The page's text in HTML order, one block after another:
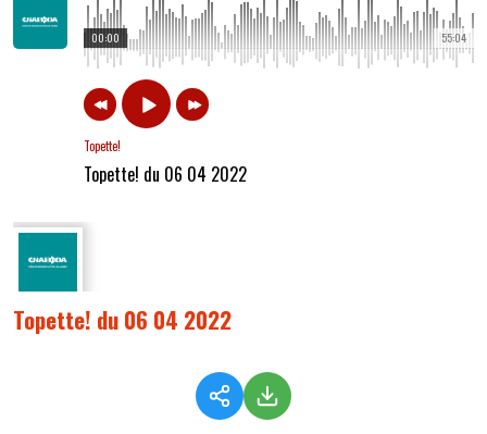
55:04
00:00
Topette!
Topette! du 06 04 2022
Topette! du 06 04 2022